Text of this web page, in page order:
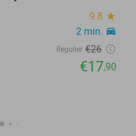
9.8 star
2 min. directions_car
Regulier €26
€17,90